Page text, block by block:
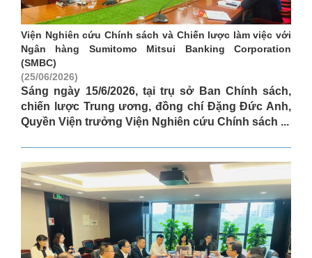
Viện Nghiên cứu Chính sách và Chiến lược làm việc với
Ngân hàng Sumitomo Mitsui Banking Corporation
(SMBC)
(25/06/2026)
Sáng ngày 15/6/2026, tại trụ sở Ban Chính sách,
chiến lược Trung ương, đồng chí Đặng Đức Anh,
Quyền Viện trưởng Viện Nghiên cứu Chính sách ...